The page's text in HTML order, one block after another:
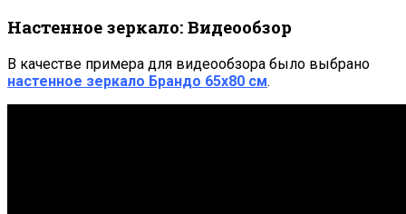
Настенное зеркало: Видеообзор
В качестве примера для видеообзора было выбрано
настенное зеркало Брандо 65х80 см.